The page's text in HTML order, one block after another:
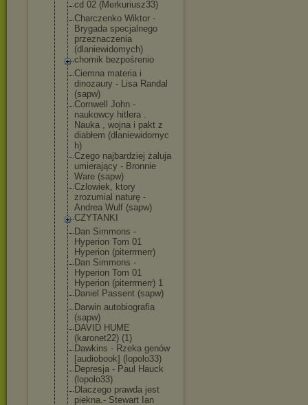
cd 02 (Merkuriusz33)
Charczenko Wiktor -
Brygada specjalnego
przeznaczenia
(dlaniewidomyc h)
chomik bezpośrenio
Ciemna materia i
dinozaury - Lisa Randal
(sapw)
Cornwell John -
naukowcy hitlera .
Nauka , wojna i pakt z
diabłem (dlaniewidomyc
h)
Czego najbardziej żaluja
umierający - Bronnie
Ware (sapw)
Czlowiek, ktory
zrozumial naturę -
Andrea Wulf (sapw)
CZYTANKI
Dan Simmons -
Hyperion Tom 01
Hyperion (piterrmerr)
Dan Simmons -
Hyperion Tom 01
Hyperion (piterrmerr) 1
Daniel Passent (sapw)
Darwin autobiografia
(sapw)
DAVID HUME
(karonet22) (1)
Dawkins - Rzeka genów
[audiobook] (lopolo33)
Depresja - Paul Hauck
(lopolo33)
Dlaczego prawda jest
piekna.- Stewart Ian